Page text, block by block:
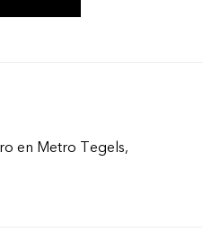
en Metro Tegels,